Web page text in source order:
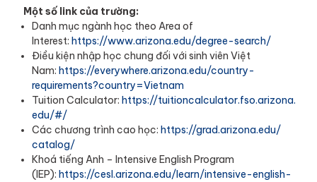
Một số link của trường:
Danh mục ngành học theo Area of
Interest: https://www.arizona.edu/degree-search/
Điều kiện nhập học chung đối với sinh viên Việt
Nam: https://everywhere.arizona.edu/country-
requirements?country=Vietnam
Tuition Calculator: https://tuitioncalculator.fso.arizona.
edu/#/
Các chương trình cao học: https://grad.arizona.edu/
catalog/
Khoá tiếng Anh – Intensive English Program
(IEP): https://cesl.arizona.edu/learn/intensive-english-